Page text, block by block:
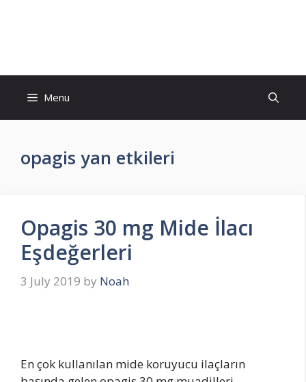
Menu
opagis yan etkileri
Opagis 30 mg Mide İlacı
Eşdeğerleri
3 July 2019 by Noah
En çok kullanılan mide koruyucu ilaçların